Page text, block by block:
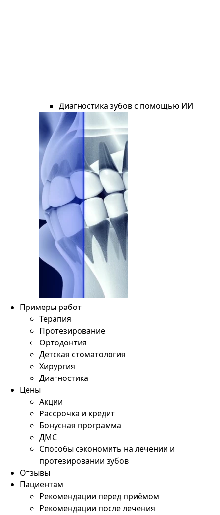
Диагностика зубов с помощью ИИ
Примеры работ
Терапия
Протезирование
Ортодонтия
Детская стоматология
Хирургия
Диагностика
Цены
Акции
Рассрочка и кредит
Бонусная программа
ДМС
Способы сэкономить на лечении и
протезировании зубов
Отзывы
Пациентам
Рекомендации перед приёмом
Рекомендации после лечения